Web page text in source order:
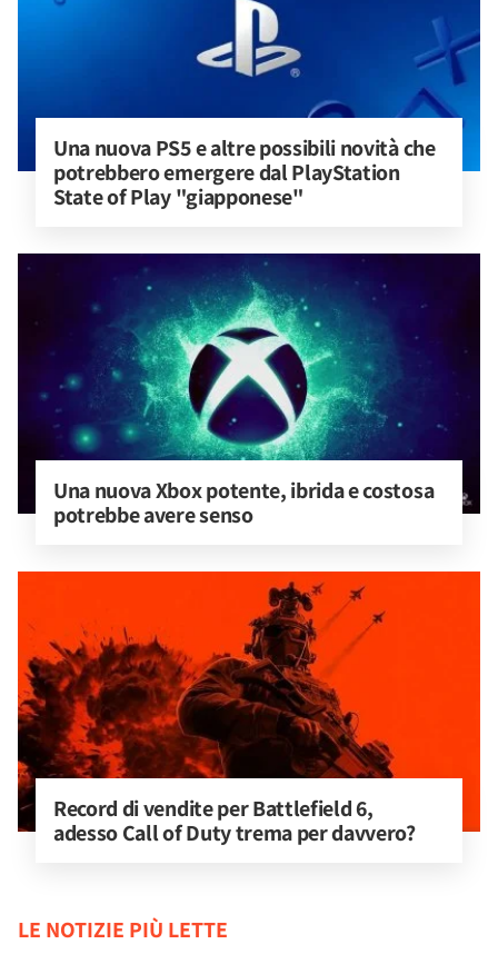
Una nuova PS5 e altre possibili novità che
potrebbero emergere dal PlayStation
State of Play "giapponese"
Una nuova Xbox potente, ibrida e costosa
potrebbe avere senso
Record di vendite per Battlefield 6,
adesso Call of Duty trema per davvero?
LE NOTIZIE PIÙ LETTE